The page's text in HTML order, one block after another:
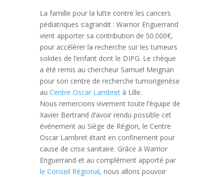
La famille pour la lutte contre les cancers
pédiatriques s’agrandit : Warrior Enguerrand
vient apporter sa contribution de 50.000€,
pour accélérer la recherche sur les tumeurs
solides de l’enfant dont le DIPG. Le chèque
a été remis au chercheur Samuel Meignan
pour son centre de recherche tumorigenése
au Centre Oscar Lambretà Lille.
Nous remercions vivement toute l’équipe de
Xavier Bertrand d’avoir rendu possible cet
événement au Siège de Région, le Centre
Oscar Lambret étant en confinement pour
cause de crise sanitaire. Grâce à Warrior
Enguerrand et au complément apporté par
le Conseil Régional, nous allons pouvoir